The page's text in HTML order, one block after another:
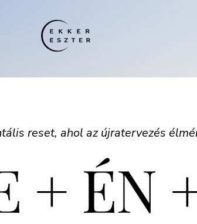
reset, ahol az újratervezés
+ ÉN